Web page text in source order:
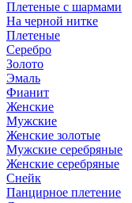
Плетеные с шармами
На черной нитке
Плетеные
Серебро
Золото
Эмаль
Фианит
Женские
Мужские
Женские золотые
Мужские серебряные
Женские серебряные
Снейк
Панцирное плетение